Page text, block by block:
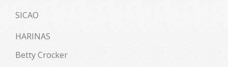
SICAO
HARINAS
Betty Crocker